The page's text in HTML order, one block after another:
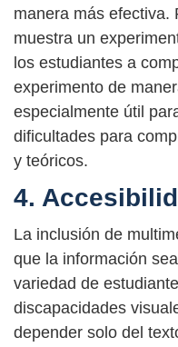
manera más efectiva.
muestra un
los estudiantes a
experimento de
especialmente útil
dificultades para
y teóricos.
4.
La inclusión de
que la información
variedad de
discapacidades
depender solo del